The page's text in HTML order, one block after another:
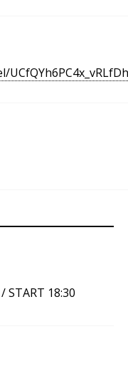
START 18:30